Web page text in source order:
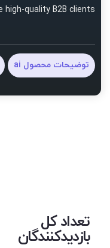
high-quality B2B clients
توضیحات محصول ai
تعداد کل
بازدیدکنندگان